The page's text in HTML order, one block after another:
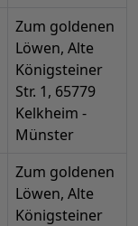
Zum goldenen
Löwen, Alte
Königsteiner
Str. 1, 65779
Kelkheim -
Münster
Zum goldenen
Löwen, Alte
Königsteiner